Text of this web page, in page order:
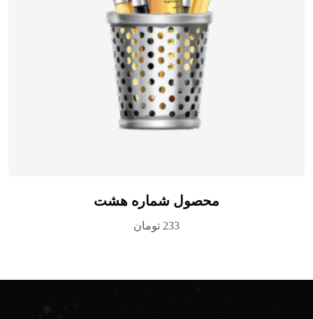
محصول شماره هشت
233 تومان